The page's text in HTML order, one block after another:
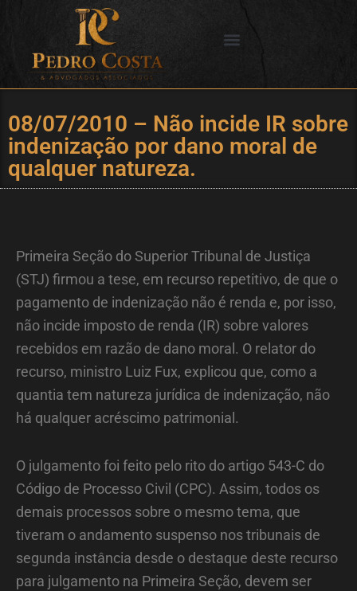
conteúdo
08/07/2010 – Não incide IR sobre
indenização por dano moral de
qualquer natureza.
Primeira Seção do Superior Tribunal de Justiça
(STJ) firmou a tese, em recurso repetitivo, de que o
pagamento de indenização não é renda e, por isso,
não incide imposto de renda (IR) sobre valores
recebidos em razão de dano moral. O relator do
recurso, ministro Luiz Fux, explicou que, como a
quantia tem natureza jurídica de indenização, não
há qualquer acréscimo patrimonial.
O julgamento foi feito pelo rito do artigo 543-C do
Código de Processo Civil (CPC). Assim, todos os
demais processos sobre o mesmo tema, que
tiveram o andamento suspenso nos tribunais de
segunda instância desde o destaque deste recurso
para julgamento na Primeira Seção, devem ser